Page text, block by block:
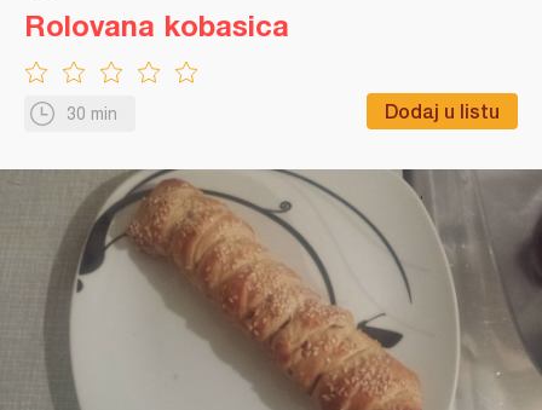
30 min Dodaj u listu
Rolovana kobasica